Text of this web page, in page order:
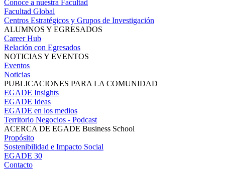
Conoce a nuestra Facultad
Facultad Global
Centros Estratégicos y Grupos de Investigación
ALUMNOS Y EGRESADOS
Career Hub
Relación con Egresados
NOTICIAS Y EVENTOS
Eventos
Noticias
PUBLICACIONES PARA LA COMUNIDAD
EGADE Insights
EGADE Ideas
EGADE en los medios
Territorio Negocios - Podcast
ACERCA DE EGADE Business School
Propósito
Sostenibilidad e Impacto Social
EGADE 30
Contacto